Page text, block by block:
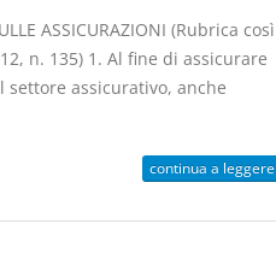
ASSICURAZIONI (Rubrica così
n. 135) 1. Al fine di assicurare
assicurativo, anche
continua a leggere
Prescrizione e